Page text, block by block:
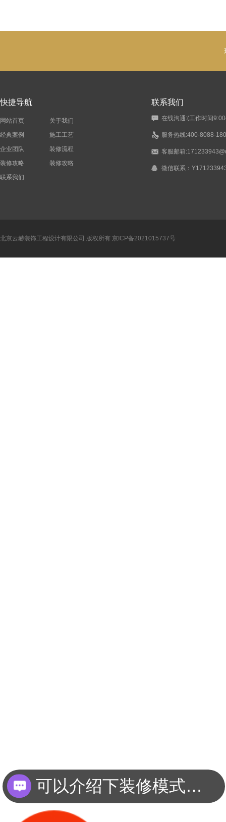
快捷导航
网站首页
关于我们
经典案例
施工工艺
企业团队
装修流程
装修攻略
装修攻略
联系我们
联系我们
在线沟通:(工作时间
服务热线:400-8088-180
客服邮箱
微信联系：
北京云赫装饰工程设计有限公司 版权所有 京ICP备2021015737号
可以介绍下装修模式和服务流程吗？